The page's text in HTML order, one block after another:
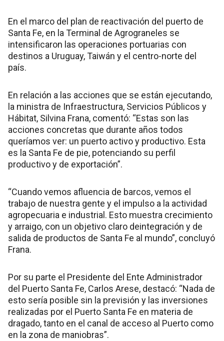
En el marco del plan de reactivación del puerto de
Santa Fe, en la Terminal de Agrograneles se
intensificaron las operaciones portuarias con
destinos a Uruguay, Taiwán y el centro-norte del
país.
En relación a las acciones que se están ejecutando,
la ministra de Infraestructura, Servicios Públicos y
Hábitat, Silvina Frana, comentó: “Estas son las
acciones concretas que durante años todos
queríamos ver: un puerto activo y productivo. Esta
es la Santa Fe de pie, potenciando su perfil
productivo y de exportación”.
“Cuando vemos afluencia de barcos, vemos el
trabajo de nuestra gente y el impulso a la actividad
agropecuaria e industrial. Esto muestra crecimiento
y arraigo, con un objetivo claro deintegración y de
salida de productos de Santa Fe al mundo”, concluyó
Frana.
Por su parte el Presidente del Ente Administrador
del Puerto Santa Fe, Carlos Arese, destacó: “Nada de
esto sería posible sin la previsión y las inversiones
realizadas por el Puerto Santa Fe en materia de
dragado, tanto en el canal de acceso al Puerto como
en la zona de maniobras”.